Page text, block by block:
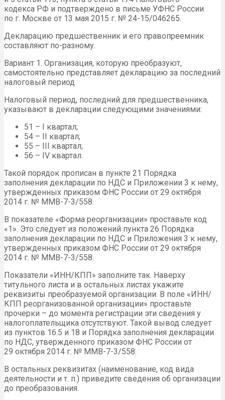
кодекса РФ и подтверждено в письме УФНС России
по г. Москве от 13 мая 2015 г. № 24-15/046265.
Декларацию предшественник и его правопреемник
составляют по-разному.
Вариант 1. Организация, которую преобразуют,
самостоятельно представляет декларацию за последний
налоговый период
Налоговый период, последний для предшественника,
указывают в декларации следующими значениями:
51 – I квартал;
54 – II квартал;
55 – III квартал;
56 – IV квартал.
Такой порядок прописан в пункте 21 Порядка
заполнения декларации по НДС и Приложении 3 к нему,
утвержденных приказом ФНС России от 29 октября
2014 г. № ММВ-7-3/558.
В показателе «Форма реорганизации» проставьте код
«1». Это следует из положений пункта 26 Порядка
заполнения декларации по НДС и Приложения 3 к нему,
утвержденных приказом ФНС России от 29 октября
2014 г. № ММВ-7-3/558.
Показатели «ИНН/КПП» заполните так. Наверху
титульного листа и в остальных листах укажите
реквизиты преобразуемой организации. В поле «ИНН/
КПП реорганизованной организации» проставьте
прочерки – до момента регистрации эти сведения у
налогоплательщика отсутствуют. Такой вывод следует
из пунктов 16.5 и 18 и Порядка заполнения декларации
по НДС, утвержденного приказом ФНС России от
29 октября 2014 г. № ММВ-7-3/558.
В остальных реквизитах (наименование, код вида
деятельности и т. п.) приведите сведения об организации
до преобразования.